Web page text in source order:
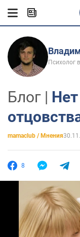
Психолог
Блог |
mamaclub / Мнения
8